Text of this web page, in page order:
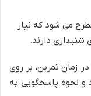
می شود که نیاز
شنیداری دارند.
زمان تمرین، بر روی
و نحوه پاسخگویی به